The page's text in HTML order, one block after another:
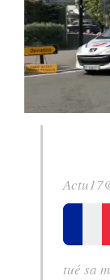
Actu17
tué sa